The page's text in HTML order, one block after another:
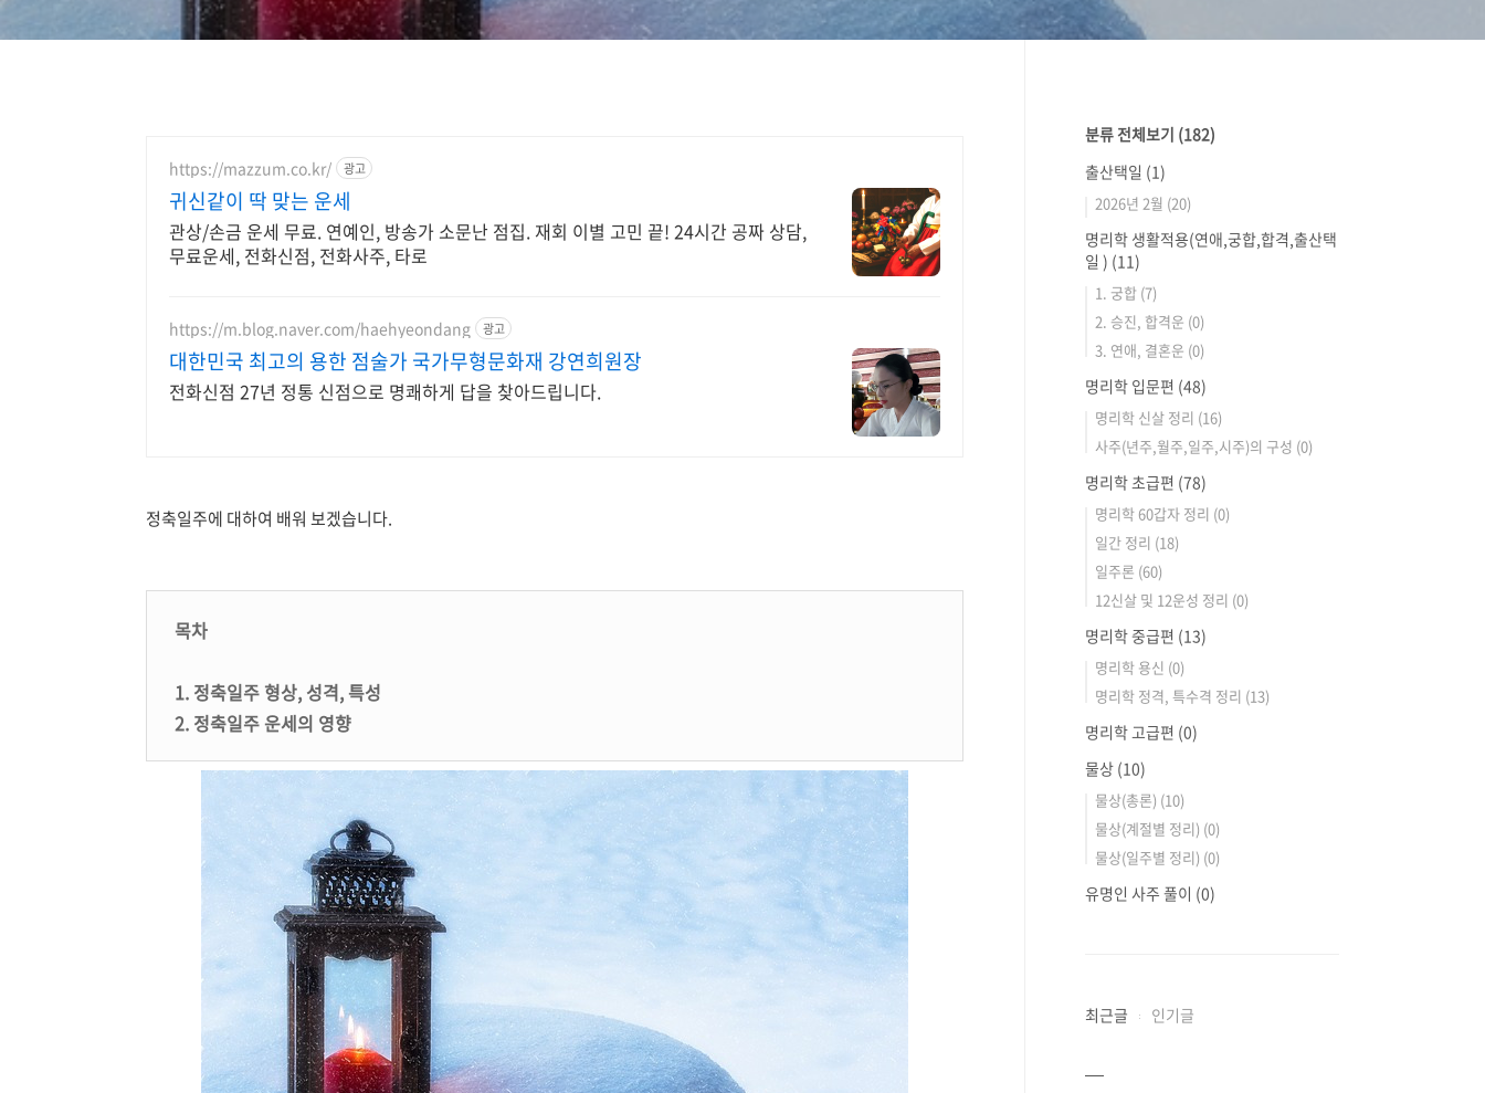
https://mazzum.co.kr/ 광고
귀신같이 딱 맞는 운세
관상/손금 운세 무료. 연예인, 방송가 소문난 점집. 재회 이별 고민 끝! 24시간 공짜 상담,
무료운세, 전화신점, 전화사주, 타로
https://m.blog.naver.com/haehyeondang 광고
대한민국 최고의 용한 점술가 국가무형문화재 강연희원장
전화신점 27년 정통 신점으로 명쾌하게 답을 찾아드립니다.
정축일주에 대하여 배워 보겠습니다.
목차
1. 정축일주 형상, 성격, 특성
2. 정축일주 운세의 영향
분류 전체보기 (182)
출산택일 (1)
2026년 2월 (20)
명리학 생활적용(연애,궁합,합격,출산택
일 ) (11)
1. 궁합 (7)
2. 승진, 합격운 (0)
3. 연애, 결혼운 (0)
명리학 입문편 (48)
명리학 신살 정리 (16)
사주(년주,월주,일주,시주)의 구성 (0)
명리학 초급편 (78)
명리학 60갑자 정리 (0)
일간 정리 (18)
일주론 (60)
12신살 및 12운성 정리 (0)
명리학 중급편 (13)
명리학 용신 (0)
명리학 정격, 특수격 정리 (13)
명리학 고급편 (0)
물상 (10)
물상(총론) (10)
물상(계절별 정리) (0)
물상(일주별 정리) (0)
유명인 사주 풀이 (0)
최근글 인기글